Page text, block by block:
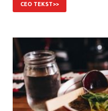
CEO TEKST>>